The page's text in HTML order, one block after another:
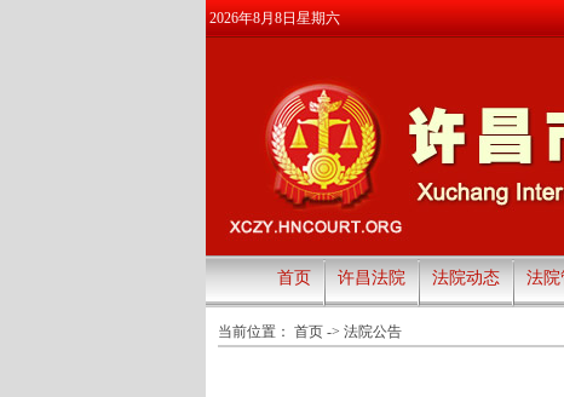
2026年8月8日星期六
首页 许昌法院 法院动态 法院
当前位置： 首页 -> 法院公告